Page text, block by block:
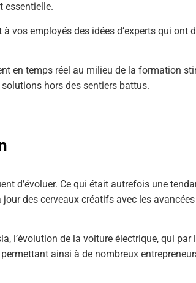
essentielle.
vos employés des idées d’experts qui ont
en temps réel au milieu de la formation
hors des sentiers battus.
d’évoluer. Ce qui était autrefois une
des cerveaux créatifs avec les
l’évolution de la voiture électrique, qui par
ainsi à de nombreux